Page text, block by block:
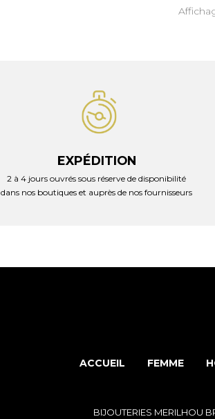
EXPÉDITION
2 à 4 jours ouvrés sous réserve de disponibilité
dans nos boutiques et auprès de nos fournisseurs
ACCUEIL FEMME
BIJOUTERIES MERILHOU